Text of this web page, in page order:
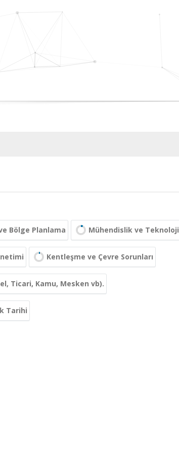
Bölge Planlama Mühendislik ve Teknoloji
Kentleşme ve Çevre Sorunları
Ticari, Kamu, Mesken vb).
Tarihi